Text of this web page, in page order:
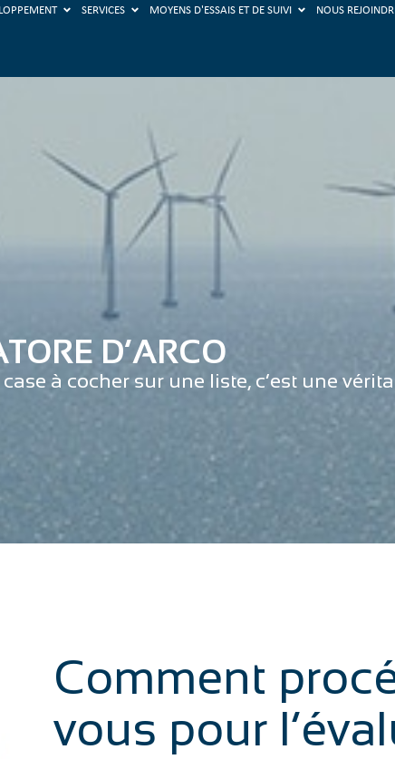
SERVICES MOYENS D'ESSAIS ET DE SUIVI NOUS
D’ARCO
à cocher sur une liste, c’est une
Comment
vous pour